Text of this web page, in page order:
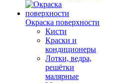
Окраска поверхности
Кисти
Краски и
кондиционеры
Лотки, ведра,
решётки
малярные